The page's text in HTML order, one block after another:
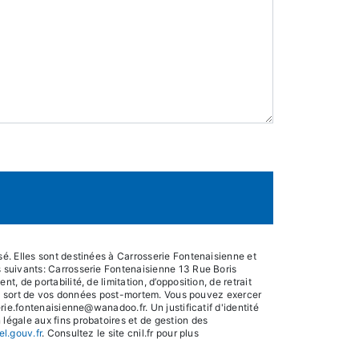
Elles sont destinées à Carrosserie Fontenaisienne et
Carrosserie Fontenaisienne 13 Rue Boris
de portabilité, de limitation, d’opposition, de retrait
de vos données post-mortem. Vous pouvez exercer
Un justificatif d'identité
aux fins probatoires et de gestion des
. Consultez le site cnil.fr pour plus